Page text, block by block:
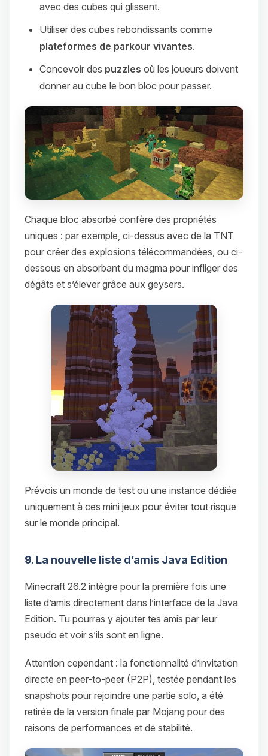
avec des cubes qui glissent.
Utiliser des cubes rebondissants comme
plateformes de parkour vivantes.
Concevoir des puzzles où les joueurs doivent
donner au cube le bon bloc pour passer.
Chaque bloc absorbé confère des propriétés
uniques : par exemple, ci-dessus avec de la TNT
pour créer des explosions télécommandées, ou ci-
dessous en absorbant du magma pour infliger des
dégâts et s’élever grâce aux geysers.
Prévois un monde de test ou une instance dédiée
uniquement à ces mini jeux pour éviter tout risque
sur le monde principal.
9. La nouvelle liste d’amis Java Edition
Minecraft 26.2 intègre pour la première fois une
liste d’amis directement dans l’interface de la Java
Edition. Tu pourras y ajouter tes amis par leur
pseudo et voir s’ils sont en ligne.
Attention cependant : la fonctionnalité d’invitation
directe en peer-to-peer (P2P), testée pendant les
snapshots pour rejoindre une partie solo, a été
retirée de la version finale par Mojang pour des
raisons de performances et de stabilité.